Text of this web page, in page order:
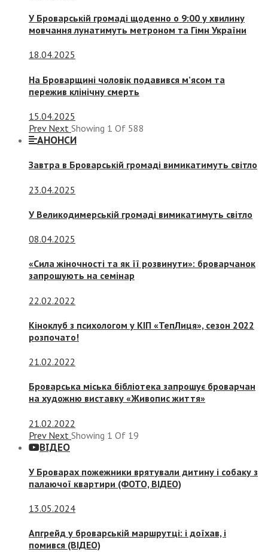
У Броварській громаді щоденно о 9:00 у хвилину
мовчання лунатимуть метроном та Гімн України
18.04.2025
На Броварщині чоловік подавився м’ясом та
пережив клінічну смерть
15.04.2025
Prev Next Showing 1 Of 588
АНОНСИ
Завтра в Броварській громаді вимикатимуть світло
23.04.2025
У Великодимерській громаді вимикатимуть світло
08.04.2025
«Сила жіночності та як її розвинути»: броварчанок
запрошують на семінар
22.02.2022
Кіноклуб з психологом у КІП «ТепЛиця», сезон 2022
розпочато!
21.02.2022
Броварська міська бібліотека запрошує броварчан
на художню виставку «Живопис життя»
21.02.2022
Prev Next Showing 1 Of 19
ВІДЕО
У Броварах пожежники врятували дитину і собаку з
палаючої квартири (ФОТО, ВІДЕО)
13.05.2024
Апгрейд у броварській маршрутці: і доїхав, і
помився (ВІДЕО)